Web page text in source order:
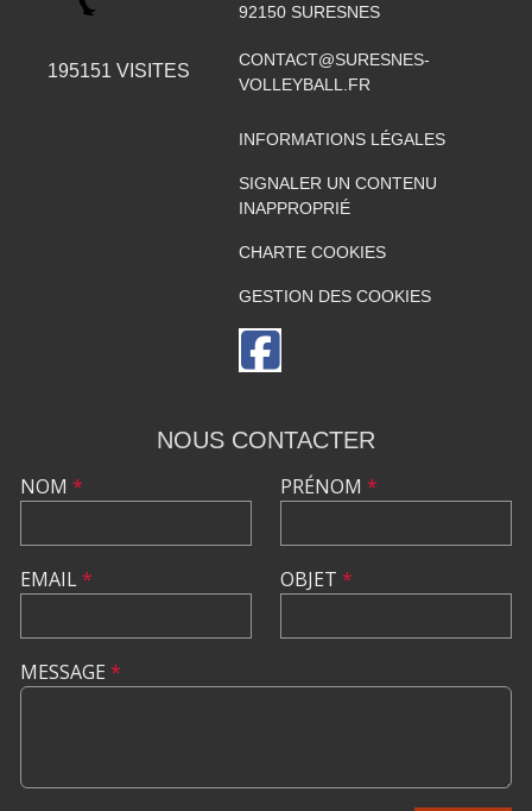
195151 VISITES
92150 SURESNES
CONTACT@SURESNES-
VOLLEYBALL.FR
INFORMATIONS LÉGALES
SIGNALER UN CONTENU
INAPPROPRIÉ
CHARTE COOKIES
GESTION DES COOKIES
NOUS CONTACTER
NOM *
EMAIL*
PRÉNOM *
OBJET *
MESSAGE *